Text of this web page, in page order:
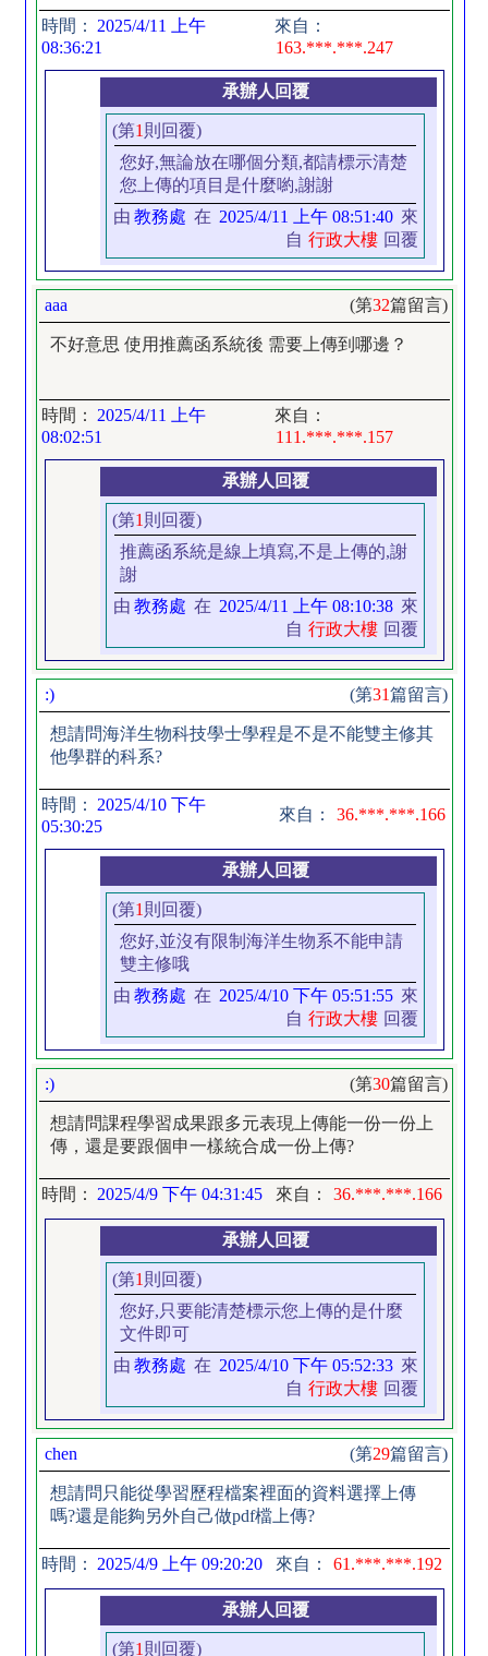
時間：
2025/4/11 上午
08:36:21
來自：
163.***.***.247
承辦人回覆
(第1 則回覆)
您好,無論放在哪個分類,都請標示清楚
您上傳的項目是什麼喲,謝謝
由 教務處 在 2025/4/11 上午 08:51:40 來
自 行政大樓 回覆
aaa (第32篇留言)
不好意思 使用推薦函系統後 需要上傳到哪邊？
時間：
2025/4/11 上午
08:02:51
來自：
111.***.***.157
承辦人回覆
(第1 則回覆)
推薦函系統是線上填寫,不是上傳的,謝
謝
由 教務處 在 2025/4/11 上午 08:10:38 來
自 行政大樓 回覆
:) (第31篇留言)
想請問海洋生物科技學士學程是不是不能雙主修其
他學群的科系?
時間：
2025/4/10 下午
05:30:25
來自： 36.***.***.166
承辦人回覆
(第1 則回覆)
您好,並沒有限制海洋生物系不能申請
雙主修哦
由 教務處 在 2025/4/10 下午 05:51:55 來
自 行政大樓 回覆
:) (第30篇留言)
想請問課程學習成果跟多元表現上傳能一份一份上
傳，還是要跟個申一樣統合成一份上傳?
時間： 2025/4/9 下午 04:31:45 來自： 36.***.***.166
承辦人回覆
(第1 則回覆)
您好,只要能清楚標示您上傳的是什麼
文件即可
由 教務處 在 2025/4/10 下午 05:52:33 來
自 行政大樓 回覆
chen (第29篇留言)
想請問只能從學習歷程檔案裡面的資料選擇上傳
嗎?還是能夠另外自己做pdf檔上傳?
時間： 2025/4/9 上午 09:20:20 來自： 61.***.***.192
承辦人回覆
(第1 則回覆)